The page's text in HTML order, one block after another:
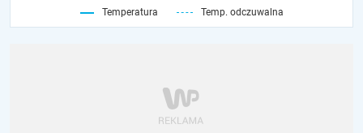
Temperatura Temp. odczuwalna